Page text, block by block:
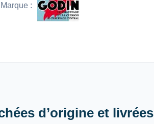
Marque :
d’origine et livrées